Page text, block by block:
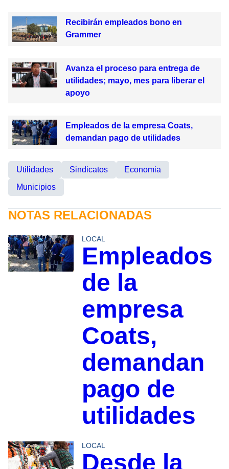
Recibirán empleados bono en
Grammer
Avanza el proceso para entrega de
utilidades; mayo, mes para liberar el
apoyo
Empleados de la empresa Coats,
demandan pago de utilidades
Utilidades Sindicatos
Economia
Municipios
NOTAS RELACIONADAS
LOCAL
Empleados
de la
empresa
Coats,
demandan
pago de
utilidades
LOCAL
Desde la